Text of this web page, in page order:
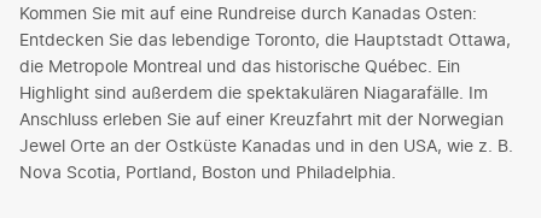
Kommen Sie mit auf eine Rundreise durch Kanadas Osten:
Entdecken Sie das lebendige Toronto, die Hauptstadt Ottawa,
die Metropole Montreal und das historische Québec. Ein
Highlight sind außerdem die spektakulären Niagarafälle. Im
Anschluss erleben Sie auf einer Kreuzfahrt mit der Norwegian
Jewel Orte an der Ostküste Kanadas und in den USA, wie z. B.
Nova Scotia, Portland, Boston und Philadelphia.